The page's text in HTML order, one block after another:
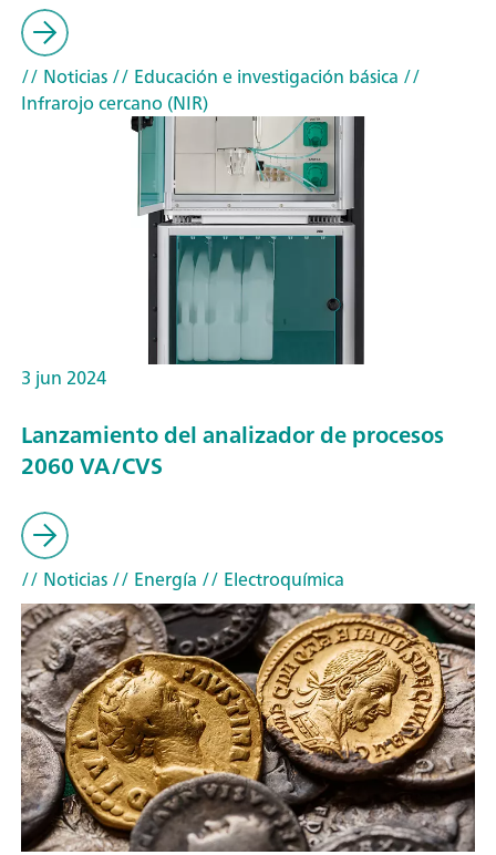
// Noticias// Educación e investigación básica //
Infrarojo cercano (NIR)
3 jun 2024
Lanzamiento del analizador de procesos
2060 VA/CVS
// Noticias// Energía // Electroquímica